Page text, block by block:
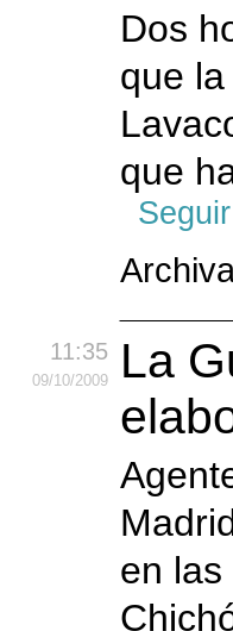
Dos
que
que
11:35
09/10/2009
La
en